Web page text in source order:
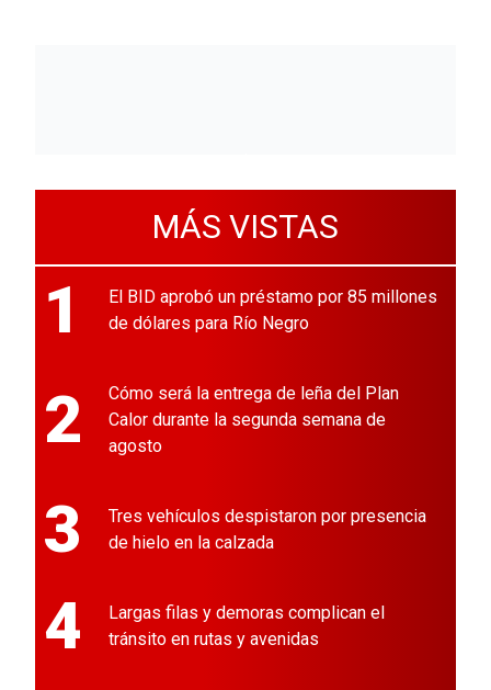
MÁS VISTAS
1
El BID aprobó un préstamo por 85 millones
de dólares para Río Negro
2
Cómo será la entrega de leña del Plan
Calor durante la segunda semana de
agosto
3
Tres vehículos despistaron por presencia
de hielo en la calzada
4
Largas filas y demoras complican el
tránsito en rutas y avenidas